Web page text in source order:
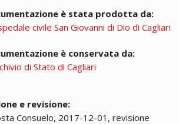
è stata prodotta da:
civile San Giovanni di Dio di Cagliari
è conservata da:
di Stato di Cagliari
e revisione:
Consuelo, 2017-12-01, revisione